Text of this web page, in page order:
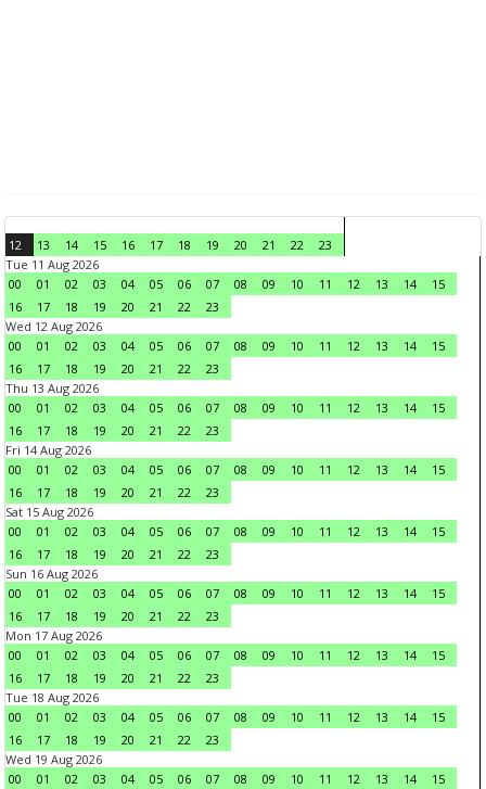
12 13 14 15 16 17 18 19 20 21 22
23
Tue 11 Aug 2026
00
01 02 03 04 05 06 07 08 09 10 11 12 13 14
15
16
17 18 19 20 21 22
23
Wed 12 Aug 2026
00
01 02 03 04 05 06 07 08 09 10 11 12 13 14
15
16
17 18 19 20 21 22
23
Thu 13 Aug 2026
00
01 02 03 04 05 06 07 08 09 10 11 12 13 14
15
16
17 18 19 20 21 22
23
Fri 14 Aug 2026
00
01 02 03 04 05 06 07 08 09 10 11 12 13 14
15
16
17 18 19 20 21 22
23
Sat 15 Aug 2026
00
01 02 03 04 05 06 07 08 09 10 11 12 13 14
15
16
17 18 19 20 21 22
23
Sun 16 Aug 2026
00
01 02 03 04 05 06 07 08 09 10 11 12 13 14
15
16
17 18 19 20 21 22
23
Mon 17 Aug 2026
00
01 02 03 04 05 06 07 08 09 10 11 12 13 14
15
16
17 18 19 20 21 22
23
Tue 18 Aug 2026
00
01 02 03 04 05 06 07 08 09 10 11 12 13 14
15
16
17 18 19 20 21 22
23
Wed 19 Aug 2026
00
01 02 03 04 05 06 07 08 09 10 11 12 13 14 15